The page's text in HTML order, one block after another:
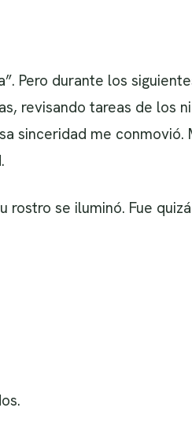
Pero durante los
revisando tareas de los
sinceridad me conmovió.
rostro se iluminó. Fue